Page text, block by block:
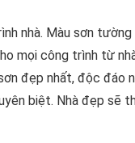
nhà. Màu sơn
mọi công trình từ
đẹp nhất, độc đáo
biệt. Nhà đẹp sẽ